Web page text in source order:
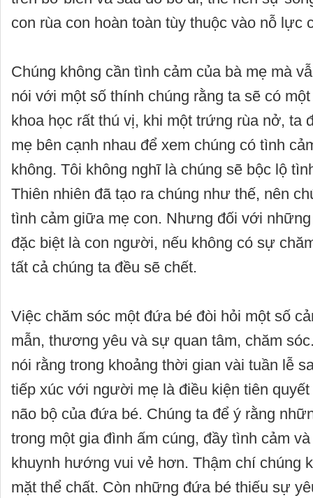
con rùa con hoàn toàn tùy thuộc vào nỗ lực
Chúng không cần tình cảm của bà mẹ mà
nói với một số thính chúng rằng ta sẽ có
khoa học rất thú vị, khi một trứng rùa nở, ta
mẹ bên cạnh nhau để xem chúng có tình
không. Tôi không nghĩ là chúng sẽ bộc lộ
Thiên nhiên đã tạo ra chúng như thế, nên
tình cảm giữa mẹ con. Nhưng đối với
đặc biệt là con người, nếu không có sự
tất cả chúng ta đều sẽ chết.
Việc chăm sóc một đứa bé đòi hỏi một số
mẫn, thương yêu và sự quan tâm, chăm
nói rằng trong khoảng thời gian vài tuần lễ
tiếp xúc với người mẹ là điều kiện tiên
não bộ của đứa bé. Chúng ta để ý rằng
trong một gia đình ấm cúng, đầy tình cảm
khuynh hướng vui vẻ hơn. Thậm chí chúng
mặt thể chất. Còn những đứa bé thiếu sự